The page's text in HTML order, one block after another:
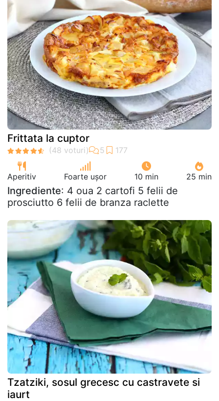
Frittata la cuptor
Aperitiv Foarte ușor 10 min 25 min
Ingrediente: 4 oua 2 cartofi 5 felii de
prosciutto 6 felii de branza raclette
Tzatziki, sosul grecesc cu castravete si
iaurt